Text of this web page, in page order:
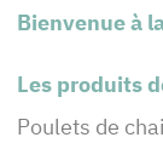
Bienvenue à
Les produits
Poulets de